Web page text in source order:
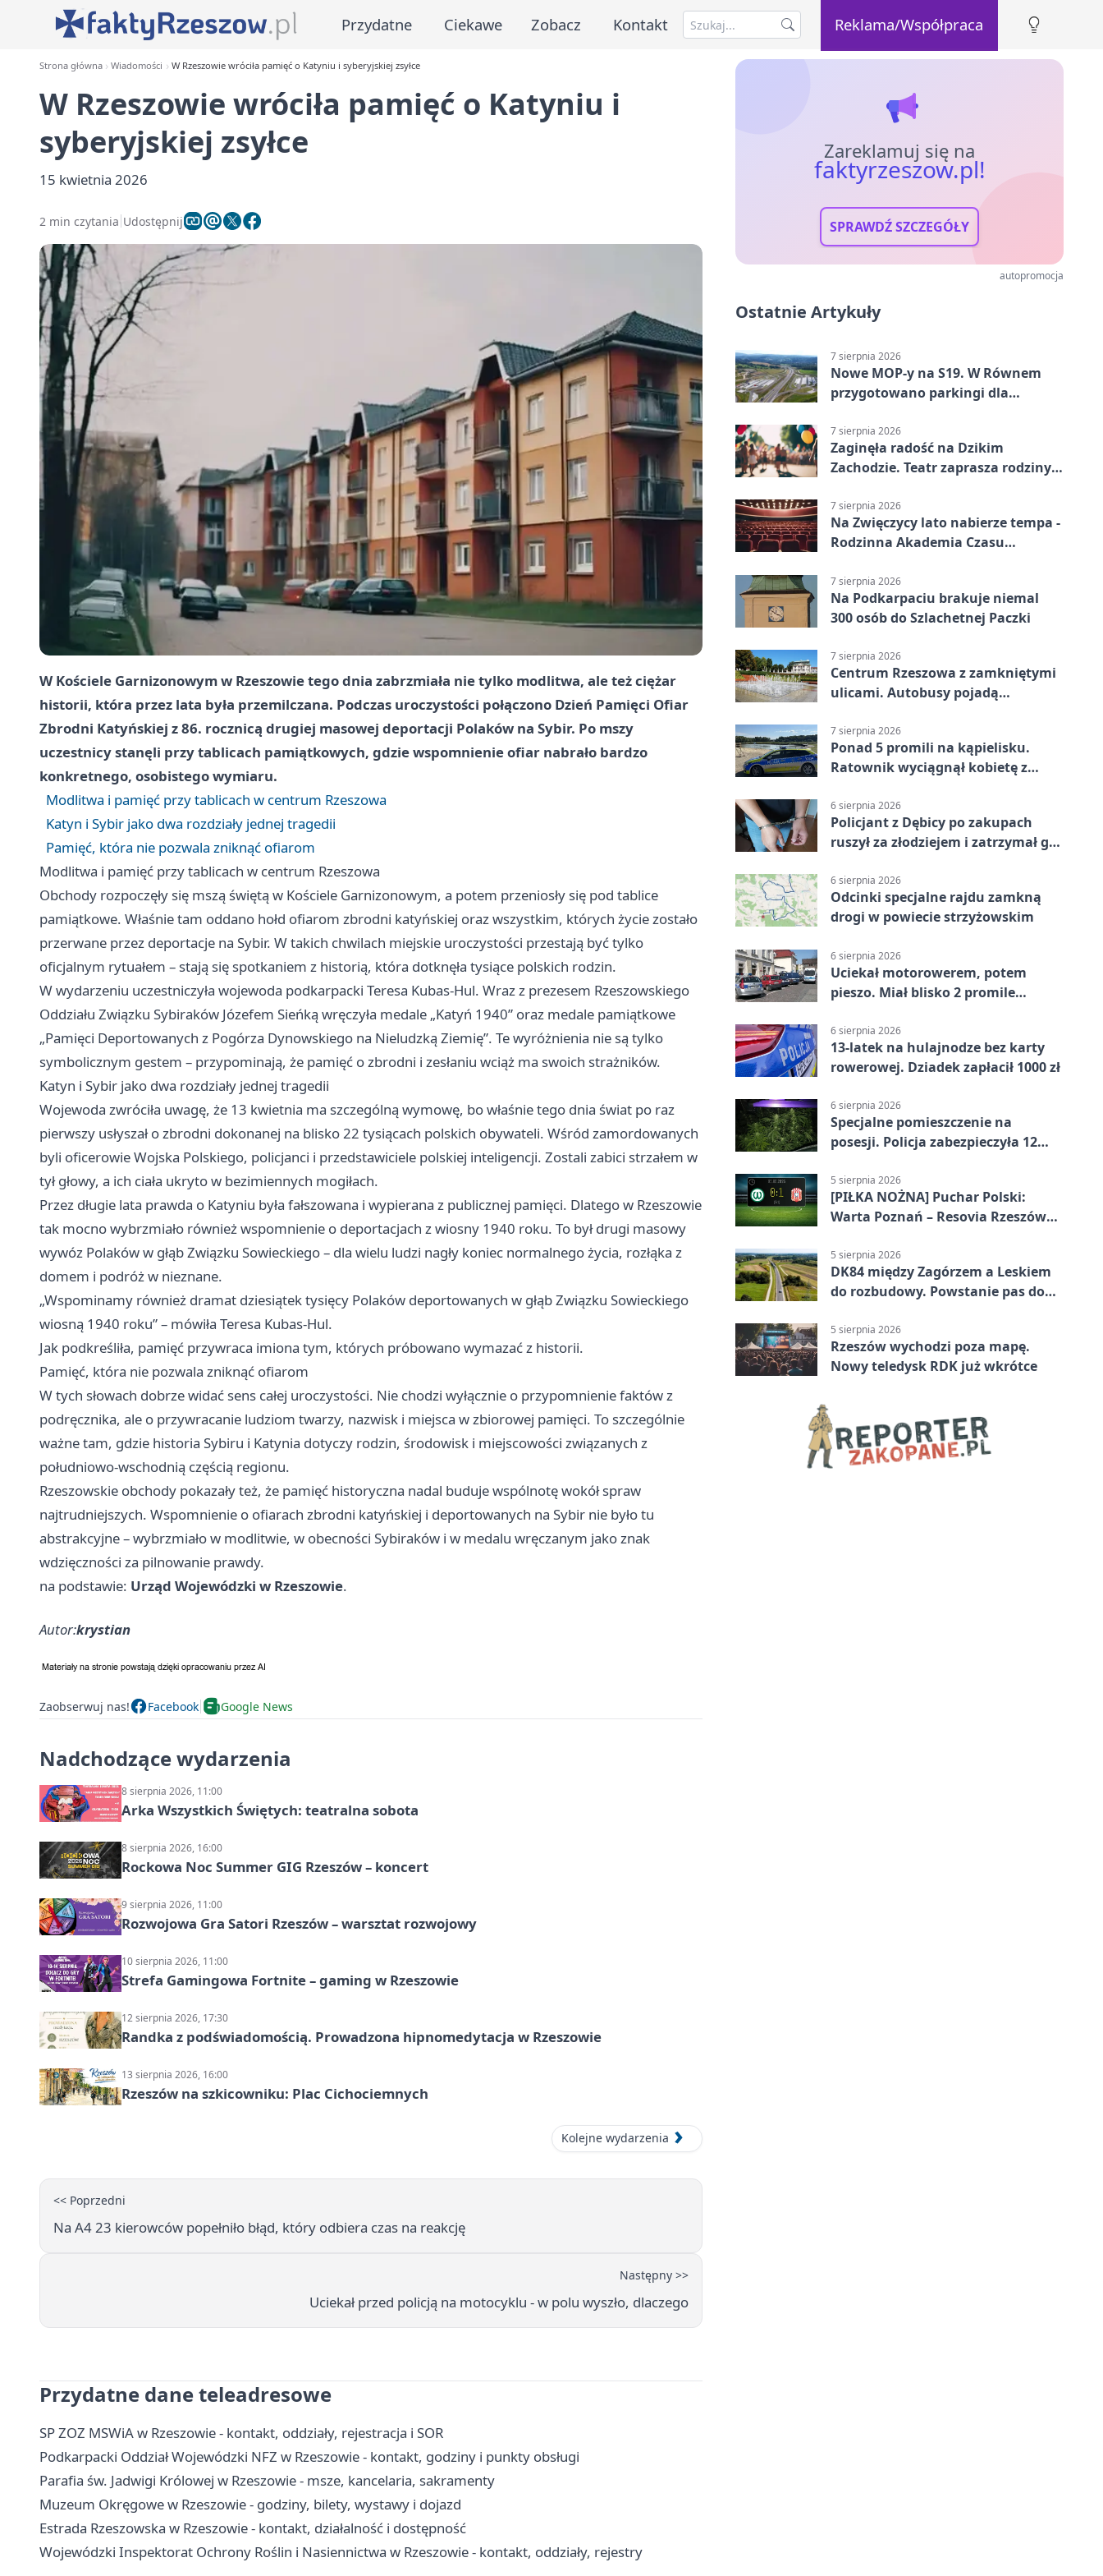
Przydatne Ciekawe Zobacz Kontakt Reklama/Współpraca
Strona główna Wiadomości W Rzeszowie wróciła pamięć o Katyniu i syberyjskiej zsyłce
W Rzeszowie wróciła pamięć o Katyniu i
syberyjskiej zsyłce
15 kwietnia 2026
2 min czytania Udostępnij
W Kościele Garnizonowym w Rzeszowie tego dnia zabrzmiała nie tylko modlitwa, ale też ciężar
historii, która przez lata była przemilczana. Podczas uroczystości połączono Dzień Pamięci Ofiar
Zbrodni Katyńskiej z 86. rocznicą drugiej masowej deportacji Polaków na Sybir. Po mszy
uczestnicy stanęli przy tablicach pamiątkowych, gdzie wspomnienie ofiar nabrało bardzo
konkretnego, osobistego wymiaru.
Modlitwa i pamięć przy tablicach w centrum Rzeszowa
Katyn i Sybir jako dwa rozdziały jednej tragedii
Pamięć, która nie pozwala zniknąć ofiarom
Modlitwa i pamięć przy tablicach w centrum Rzeszowa
Obchody rozpoczęły się mszą świętą w Kościele Garnizonowym, a potem przeniosły się pod tablice
pamiątkowe. Właśnie tam oddano hołd ofiarom zbrodni katyńskiej oraz wszystkim, których życie zostało
przerwane przez deportacje na Sybir. W takich chwilach miejskie uroczystości przestają być tylko
oficjalnym rytuałem – stają się spotkaniem z historią, która dotknęła tysiące polskich rodzin.
W wydarzeniu uczestniczyła wojewoda podkarpacki Teresa Kubas-Hul. Wraz z prezesem Rzeszowskiego
Oddziału Związku Sybiraków Józefem Sieńką wręczyła medale „Katyń 1940” oraz medale pamiątkowe
„Pamięci Deportowanych z Pogórza Dynowskiego na Nieludzką Ziemię”. Te wyróżnienia nie są tylko
symbolicznym gestem – przypominają, że pamięć o zbrodni i zesłaniu wciąż ma swoich strażników.
Katyn i Sybir jako dwa rozdziały jednej tragedii
Wojewoda zwróciła uwagę, że 13 kwietnia ma szczególną wymowę, bo właśnie tego dnia świat po raz
pierwszy usłyszał o zbrodni dokonanej na blisko 22 tysiącach polskich obywateli. Wśród zamordowanych
byli oficerowie Wojska Polskiego, policjanci i przedstawiciele polskiej inteligencji. Zostali zabici strzałem w
tył głowy, a ich ciała ukryto w bezimiennych mogiłach.
Przez długie lata prawda o Katyniu była fałszowana i wypierana z publicznej pamięci. Dlatego w Rzeszowie
tak mocno wybrzmiało również wspomnienie o deportacjach z wiosny 1940 roku. To był drugi masowy
wywóz Polaków w głąb Związku Sowieckiego – dla wielu ludzi nagły koniec normalnego życia, rozłąka z
domem i podróż w nieznane.
„Wspominamy również dramat dziesiątek tysięcy Polaków deportowanych w głąb Związku Sowieckiego
wiosną 1940 roku” – mówiła Teresa Kubas-Hul.
Jak podkreśliła, pamięć przywraca imiona tym, których próbowano wymazać z historii.
Pamięć, która nie pozwala zniknąć ofiarom
W tych słowach dobrze widać sens całej uroczystości. Nie chodzi wyłącznie o przypomnienie faktów z
podręcznika, ale o przywracanie ludziom twarzy, nazwisk i miejsca w zbiorowej pamięci. To szczególnie
ważne tam, gdzie historia Sybiru i Katynia dotyczy rodzin, środowisk i miejscowości związanych z
południowo-wschodnią częścią regionu.
Rzeszowskie obchody pokazały też, że pamięć historyczna nadal buduje wspólnotę wokół spraw
najtrudniejszych. Wspomnienie o ofiarach zbrodni katyńskiej i deportowanych na Sybir nie było tu
abstrakcyjne – wybrzmiało w modlitwie, w obecności Sybiraków i w medalu wręczanym jako znak
wdzięczności za pilnowanie prawdy.
na podstawie: Urząd Wojewódzki w Rzeszowie.
Autor:krystian
Zaobserwuj nas! Facebook Google News
Nadchodzące wydarzenia
8 sierpnia 2026, 11:00
Arka Wszystkich Świętych: teatralna sobota
8 sierpnia 2026, 16:00
Rockowa Noc Summer GIG Rzeszów – koncert
9 sierpnia 2026, 11:00
Rozwojowa Gra Satori Rzeszów – warsztat rozwojowy
10 sierpnia 2026, 11:00
Strefa Gamingowa Fortnite – gaming w Rzeszowie
12 sierpnia 2026, 17:30
Randka z podświadomością. Prowadzona hipnomedytacja w Rzeszowie
13 sierpnia 2026, 16:00
Rzeszów na szkicowniku: Plac Cichociemnych
Kolejne wydarzenia
<< Poprzedni
Na A4 23 kierowców popełniło błąd, który odbiera czas na reakcję
Następny >>
Uciekał przed policją na motocyklu - w polu wyszło, dlaczego
Przydatne dane teleadresowe
SP ZOZ MSWiA w Rzeszowie - kontakt, oddziały, rejestracja i SOR
Podkarpacki Oddział Wojewódzki NFZ w Rzeszowie - kontakt, godziny i punkty obsługi
Parafia św. Jadwigi Królowej w Rzeszowie - msze, kancelaria, sakramenty
Muzeum Okręgowe w Rzeszowie - godziny, bilety, wystawy i dojazd
Estrada Rzeszowska w Rzeszowie - kontakt, działalność i dostępność
Wojewódzki Inspektorat Ochrony Roślin i Nasiennictwa w Rzeszowie - kontakt, oddziały, rejestry
Zareklamuj się na
faktyrzeszow.pl!
SPRAWDŹ SZCZEGÓŁY
autopromocja
Ostatnie Artykuły
7 sierpnia 2026
Nowe MOP-y na S19. W Równem
przygotowano parkingi dla
7 sierpnia 2026
Zaginęła radość na Dzikim
Zachodzie. Teatr zaprasza rodziny
7 sierpnia 2026
Na Zwięczycy lato nabierze tempa -
Rodzinna Akademia Czasu
7 sierpnia 2026
Na Podkarpaciu brakuje niemal
300 osób do Szlachetnej Paczki
7 sierpnia 2026
Centrum Rzeszowa z zamkniętymi
ulicami. Autobusy pojadą
7 sierpnia 2026
Ponad 5 promili na kąpielisku.
Ratownik wyciągnął kobietę z
6 sierpnia 2026
Policjant z Dębicy po zakupach
ruszył za złodziejem i zatrzymał go
6 sierpnia 2026
Odcinki specjalne rajdu zamkną
drogi w powiecie strzyżowskim
6 sierpnia 2026
Uciekał motorowerem, potem
pieszo. Miał blisko 2 promile
6 sierpnia 2026
13-latek na hulajnodze bez karty
rowerowej. Dziadek zapłacił 1000 zł
6 sierpnia 2026
Specjalne pomieszczenie na
posesji. Policja zabezpieczyła 12
5 sierpnia 2026
[PIŁKA NOŻNA] Puchar Polski:
Warta Poznań – Resovia Rzeszów
pierwszoligowca
5 sierpnia 2026
DK84 między Zagórzem a Leskiem
do rozbudowy. Powstanie pas do
5 sierpnia 2026
Rzeszów wychodzi poza mapę.
Nowy teledysk RDK już wkrótce